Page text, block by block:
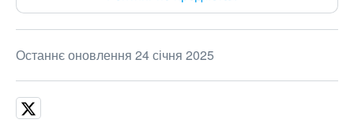
Останнє оновлення 24 січня 2025